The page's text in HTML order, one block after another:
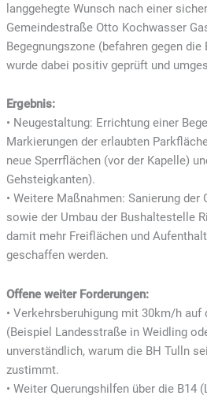
langgehegte Wunsch nach einer
Gemeindestraße Otto Kochwasser
Begegnungszone (befahren gegen die
wurde dabei positiv geprüft und
Ergebnis:
• Neugestaltung: Errichtung einer
Markierungen der erlaubten
neue Sperrflächen (vor der Kapelle)
Gehsteigkanten).
• Weitere Maßnahmen: Sanierung der
sowie der Umbau der Bushaltestelle
damit mehr Freiflächen und
geschaffen werden.
Offene weiter Forderungen:
• Verkehrsberuhigung mit 30km/h auf
(Beispiel Landesstraße in Weidling
unverständlich, warum die BH Tulln
zustimmt.
• Weiter Querungshilfen über die B14